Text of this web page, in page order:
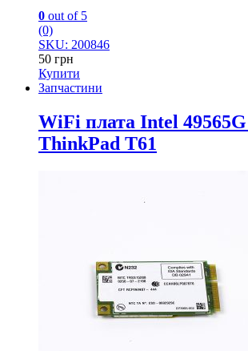
0 out of 5
(0)
SKU: 200846
50 грн
Купити
Запчастини
WiFi плата Intel
ThinkPad T61